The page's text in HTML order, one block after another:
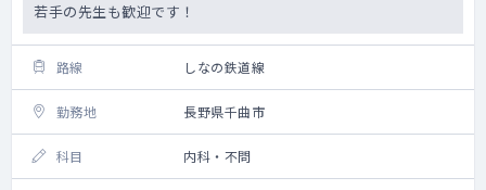
若手の先生も歓迎です！
路線 しなの鉄道線
勤務地 長野県千曲市
科目 内科・不問